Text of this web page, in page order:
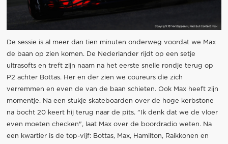
De sessie is al meer dan tien minuten onderweg voordat we Max
de baan op zien komen. De Nederlander rijdt op een setje
ultrasofts en treft zijn naam na het eerste snelle rondje terug op
P2 achter Bottas. Her en der zien we coureurs die zich
verremmen en even de van de baan schieten. Ook Max heeft zijn
momentje. Na een stukje skateboarden over de hoge kerbstone
na bocht 20 keert hij terug naar de pits. "Ik denk dat we de vloer
even moeten checken", laat Max over de boordradio weten. Na
een kwartier is de top-vijf: Bottas, Max, Hamilton, Raikkonen en